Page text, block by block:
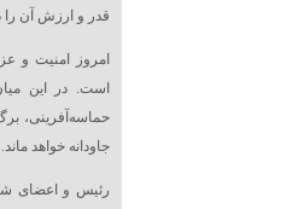
قدر و ارزش آن
امروز امنیت و
حماسه‌آفرینی،
جاودانه خواهد ماند.
رئیس و اعضای